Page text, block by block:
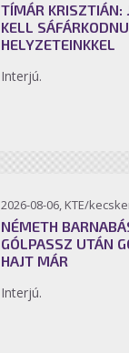
TÍMÁR KRISZTIÁN:
KELL
HELYZETEINKKEL
Interjú.
2026-08-06, KTE/
NÉMETH
GÓLPASSZ UTÁN
HAJT MÁR
Interjú.